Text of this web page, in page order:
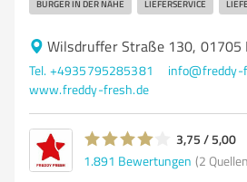
BURGER IN DER NÄHE LIEFERSERVICE
Wilsdruffer Straße 130, 01705
Tel. +4935795285381
info@freddy-
www.freddy-fresh.de
3,75 / 5,00
1.891 Bewertungen (2